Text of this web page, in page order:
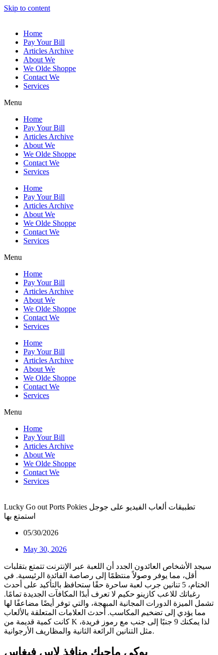
Skip to content
Home
Pay Your Bill
Articles Archive
About We
We Olde Shoppe
Contact We
Services
Menu
Home
Pay Your Bill
Articles Archive
About We
We Olde Shoppe
Contact We
Services
Home
Pay Your Bill
Articles Archive
About We
We Olde Shoppe
Contact We
Services
Menu
Home
Pay Your Bill
Articles Archive
About We
We Olde Shoppe
Contact We
Services
Home
Pay Your Bill
Articles Archive
About We
We Olde Shoppe
Contact We
Services
Menu
Home
Pay Your Bill
Articles Archive
About We
We Olde Shoppe
Contact We
Services
Lucky Go out Ports Pokies تطبيقات ألعاب الفيديو على جوجل
استمتع بها
05/30/2026
May 30, 2026
سيجد الأشخاص العائدون الجدد أن اللعبة عبر الإنترنت تتمتع بتقلبات
أقل، مما يوفر وصولاً منتظمًا إلى رصاصة الفائدة الرئيسية. في
الختام، 5 تنانين جرب لعبة ساحرة حقًا ستحافظ بالتأكيد على أحدث
رغباتك للاعب كازينو حكيم لا تعرف أبدًا المكافآت الجديدة تمامًا.
تشمل الميزة الدورات المجانية المبهجة، والتي توفر أيضًا مضاعفًا لها
مما يؤدي إلى تضخيم المكاسب. أحدث العلامات المتعلقة بالألعاب
كانت كمية قديمة من K لذا يمكنك 9 جنبًا إلى جنب مع رموز فريدة،
مثل التنانين الرائعة الثانية والمظاريف الأرجوانية.
بوكي ماجيك منافذ لاس فيغاس